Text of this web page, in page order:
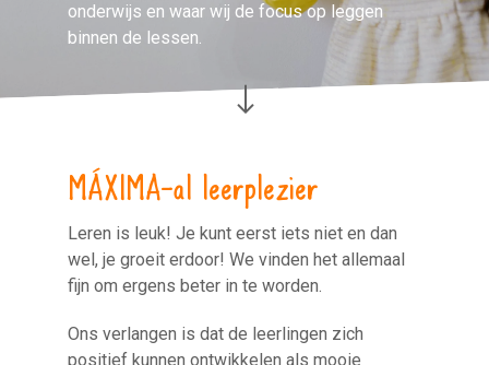
onderwijs en waar wij de focus op leggen
binnen de lessen.
MÁXIMA-al leerplezier
Leren is leuk! Je kunt eerst iets niet en dan
wel, je groeit erdoor! We vinden het allemaal
fijn om ergens beter in te worden.
Ons verlangen is dat de leerlingen zich
positief kunnen ontwikkelen als mooie